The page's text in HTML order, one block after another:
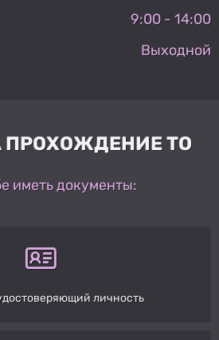
9:00 - 14:00
Выходной
ПРОХОЖДЕНИЕ ТО
иметь документы:
личность